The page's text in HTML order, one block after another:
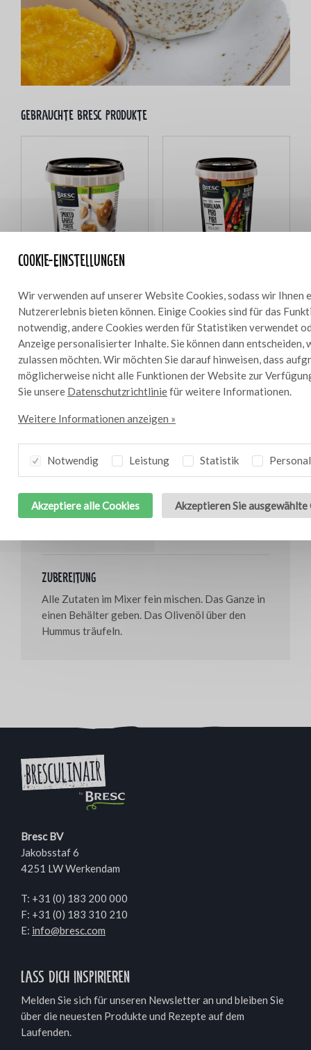
Cookie-Einstellungen
Wir verwenden auf unserer Website Cookies, sodass wir Ihnen
Nutzererlebnis bieten können. Einige Cookies sind für das
notwendig, andere Cookies werden für Statistiken verwendet
Anzeige personalisierter Inhalte. Sie können dann entscheiden,
zulassen möchten. Wir möchten Sie darauf hinweisen, dass
möglicherweise nicht alle Funktionen der Website zur
Sie unsere Datenschutzrichtliniefür weitere Informationen.
Weitere Informationen anzeigen »
Notwendig Leistung Statistik
Akzeptiere alle Cookies Akzeptieren Sie ausgewählte
Gebrauchte bresc Produkte
Knoblauchpüree 325g
Zutaten 450 g
400 g Kichererbsen (abgetropft)
15 g Bresc Parrillada piri piri
10 g Bresc Smoked garlic puree (Geräuchertes
Knoblauchpüree)
Zubereitung
Alle Zutaten im Mixer fein mischen. Das Ganze in
einen Behälter geben. Das Olivenöl über den
Hummus träufeln.
Bresc BV
Jakobsstaf 6
4251 LW Werkendam
T: +31 (0) 183 200 000
F: +31 (0) 183 310 210
E: info@bresc.com
Lass dich inspirieren
Melden Sie sich für unseren Newsletter an und bleiben Sie
über die neuesten Produkte und Rezepte auf dem
Laufenden.